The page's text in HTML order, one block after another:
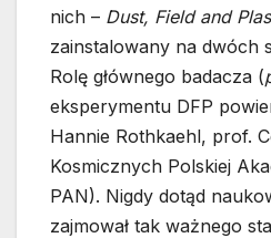
nich – Dust, Field and
zainstalowany na dwóch
Rolę głównego badacza (
eksperymentu DFP
Hannie Rothkaehl, prof.
Kosmicznych Polskiej
PAN). Nigdy dotąd
zajmował tak ważnego